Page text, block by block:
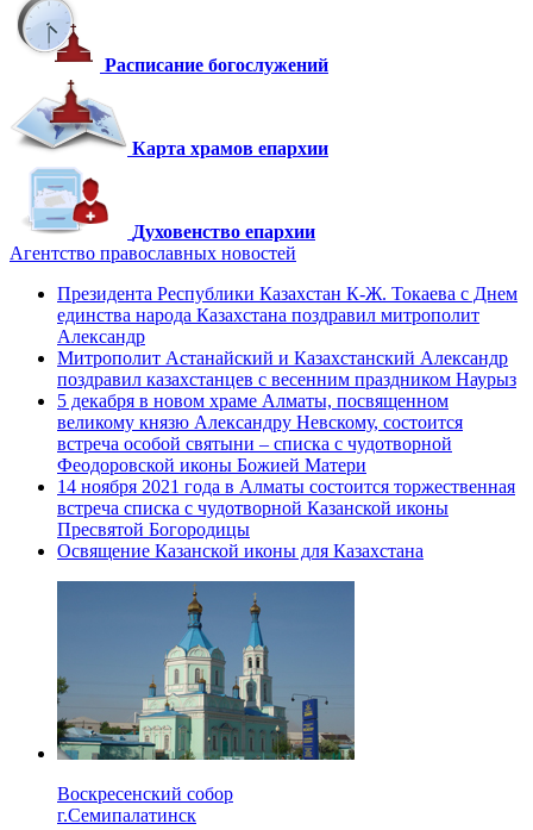
Расписание богослужений
Карта храмов епархии
Духовенство епархии
Агентство православных новостей
Президента Республики Казахстан К-Ж. Токаева с Днем
единства народа Казахстана поздравил митрополит
Александр
Митрополит Астанайский и Казахстанский Александр
поздравил казахстанцев с весенним праздником Наурыз
5 декабря в новом храме Алматы, посвященном
великому князю Александру Невскому, состоится
встреча особой святыни – списка с чудотворной
Феодоровской иконы Божией Матери
14 ноября 2021 года в Алматы состоится торжественная
встреча списка с чудотворной Казанской иконы
Пресвятой Богородицы
Освящение Казанской иконы для Казахстана
Воскресенский собор
г.Семипалатинск